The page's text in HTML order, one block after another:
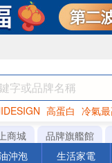
高蛋白 冷氣
生紙 咖啡
商城 品牌旗艦館
沖泡 生活家電